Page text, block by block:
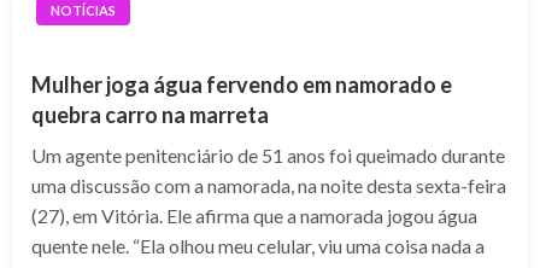
NOTÍCIAS
Mulher joga água fervendo em namorado e
quebra carro na marreta
Um agente penitenciário de 51 anos foi queimado durante
uma discussão com a namorada, na noite desta sexta-feira
(27), em Vitória. Ele afirma que a namorada jogou água
quente nele. “Ela olhou meu celular, viu uma coisa nada a